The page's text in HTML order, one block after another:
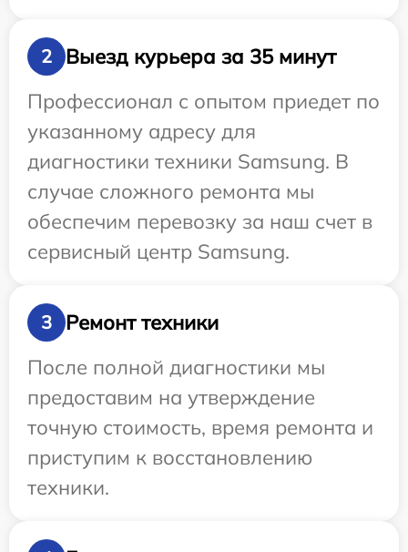
2
Выезд курьера за 35 минут
Профессионал с опытом приедет по
указанному адресу для
диагностики техники Samsung. В
случае сложного ремонта мы
обеспечим перевозку за наш счет в
сервисный центр Samsung.
3
Ремонт техники
После полной диагностики мы
предоставим на утверждение
точную стоимость, время ремонта и
приступим к восстановлению
техники.